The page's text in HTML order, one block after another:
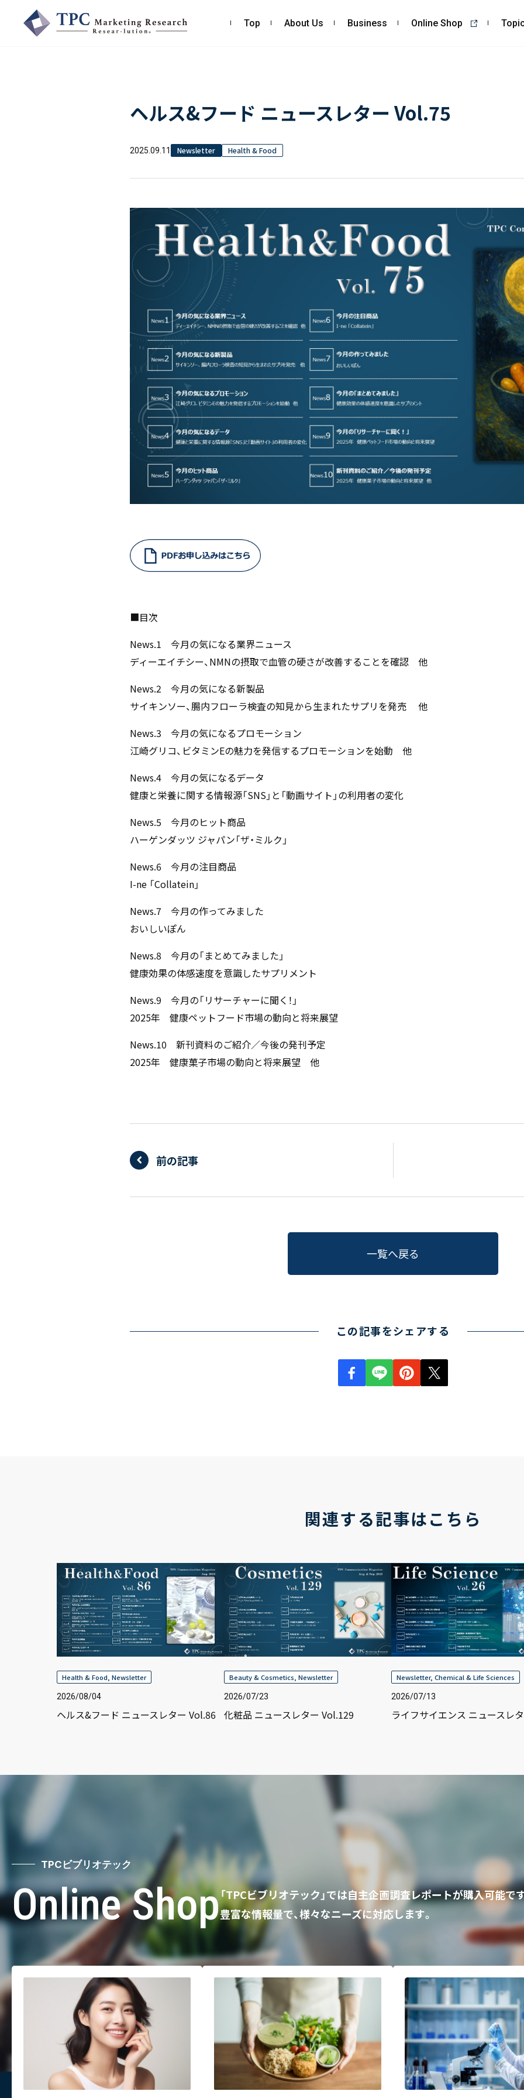
Top About Us Business Online Shop
TEL 06-6538-5358（代表）
お問い合わせ・お見積り
Mail form
［ 24時間受付中 ］
電話で相談する
06-6538-5358
［ 9:00-17:00 土日祝除く ］
会社概要・沿革
コンサルティング
依頼・受託調査
自主企画調査
お客様の声
Topics
セミナー情報
Recruit
- 求める人物像
- 人事育成システム
- TPCでの働き方
ヘルス&フード ニュースレター Vol.75
2025.09.11 Newsletter Health & Food
■目次
News.1 今月の気になる業界ニュース
ディーエイチシー、NMNの摂取で血管の硬さが改善することを確認 他
News.2 今月の気になる新製品
サイキンソー、腸内フローラ検査の知見から生まれたサプリを発売 他
News.3 今月の気になるプロモーション
江崎グリコ、ビタミンEの魅力を発信するプロモーションを始動 他
News.4 今月の気になるデータ
健康と栄養に関する情報源「SNS」と「動画サイト」の利用者の変化
News.5 今月のヒット商品
ハーゲンダッツ ジャパン「ザ・ミルク」
News.6 今月の注目商品
I-ne 「Collatein」
News.7 今月の作ってみました
おいしいぽん
News.8 今月の「まとめてみました」
健康効果の体感速度を意識したサプリメント
News.9 今月の「リサーチャーに聞く！」
2025年 健康ペットフード市場の動向と将来展望
News.10 新刊資料のご紹介／今後の発刊予定
2025年 健康菓子市場の動向と将来展望 他
前の記事
一覧へ戻る
この記事をシェアする
関連する記事はこちら
Health & Food, Newsletter
2026/08/04
ヘルス&フード ニュースレター Vol.86
Beauty & Cosmetics, Newsletter
2026/07/23
化粧品 ニュースレター Vol.129
Newsletter, Chemical & Life Sciences
2026/07/13
ライフサイエンス ニュースレ
TPCビブリオテック
Online Shop「TPCビブリオテック」では自主企画調査レポートが購入可能で
豊富な情報量で、様々なニーズに対応します。